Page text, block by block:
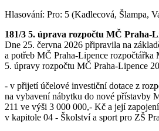
Hlasování: Pro: 5 (Kadlecová, Šlampa,
181/3 5. úprava rozpočtu MČ Praha-
Dne 25. června 2026 připravila na
a potřeb MČ Praha-Lipence rozpočtářka
5. úpravy rozpočtu MČ Praha-Lipence
- v přijetí účelové investiční dotace z
na vybavení nábytku do nové přístavby
211 ve výši 3 000 000,- Kč a její
v kapitole 04 - Školství a sport pro ZŠ